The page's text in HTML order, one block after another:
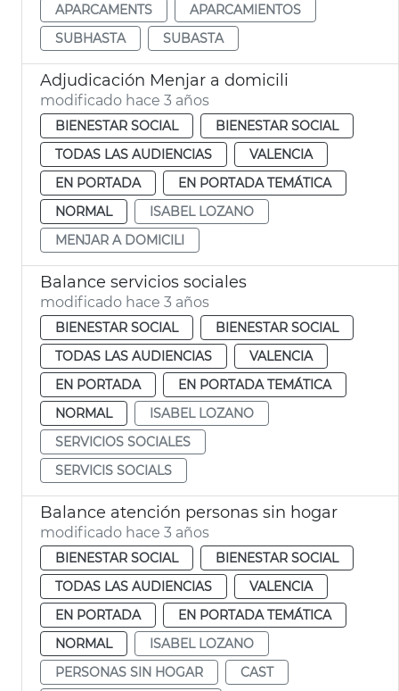
APARCAMENTS
APARCAMIENTOS
SUBHASTA
SUBASTA
Adjudicación Menjar a domicili
modificado hace 3 años
BIENESTAR SOCIAL
BIENESTAR SOCIAL
TODAS LAS AUDIENCIAS
VALENCIA
EN PORTADA
EN PORTADA TEMÁTICA
NORMAL
ISABEL LOZANO
MENJAR A DOMICILI
Balance servicios sociales
modificado hace 3 años
BIENESTAR SOCIAL
BIENESTAR SOCIAL
TODAS LAS AUDIENCIAS
VALENCIA
EN PORTADA
EN PORTADA TEMÁTICA
NORMAL
ISABEL LOZANO
SERVICIOS SOCIALES
SERVICIS SOCIALS
Balance atención personas sin hogar
modificado hace 3 años
BIENESTAR SOCIAL
BIENESTAR SOCIAL
TODAS LAS AUDIENCIAS
VALENCIA
EN PORTADA
EN PORTADA TEMÁTICA
NORMAL
ISABEL LOZANO
PERSONAS SIN HOGAR
CAST